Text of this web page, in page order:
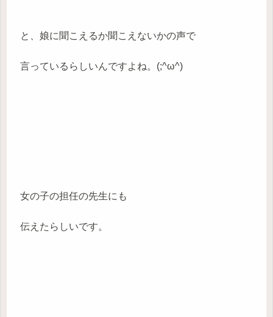
と、娘に聞こえるか聞こえないかの声で
言っているらしいんですよね。(;^ω^)
女の子の担任の先生にも
伝えたらしいです。